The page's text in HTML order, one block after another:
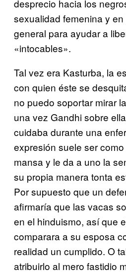
desprecio hacia los
sexualidad femenina y
general para ayudar a
«intocables».
Tal vez era Kasturba, la
con quien éste se
no puedo soportar mirar
una vez Gandhi sobre
cuidaba durante una
expresión suele ser
mansa y le da a uno la
su propia manera tonta
Por supuesto que un
afirmaría que las vacas
en el hinduismo, así que
comparara a su esposa
realidad un cumplido. O
atribuirlo al mero fastidio